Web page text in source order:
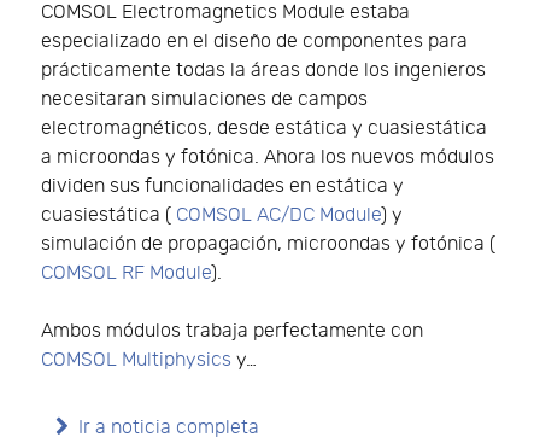
COMSOL Electromagnetics Module estaba
especializado en el diseño de componentes para
prácticamente todas la áreas donde los ingenieros
necesitaran simulaciones de campos
electromagnéticos, desde estática y cuasiestática
a microondas y fotónica. Ahora los nuevos módulos
dividen sus funcionalidades en estática y
cuasiestática ( COMSOL AC/DC Module) y
simulación de propagación, microondas y fotónica (
COMSOL RF Module).
Ambos módulos trabaja perfectamente con
COMSOL Multiphysics y…
Ir a noticia completa